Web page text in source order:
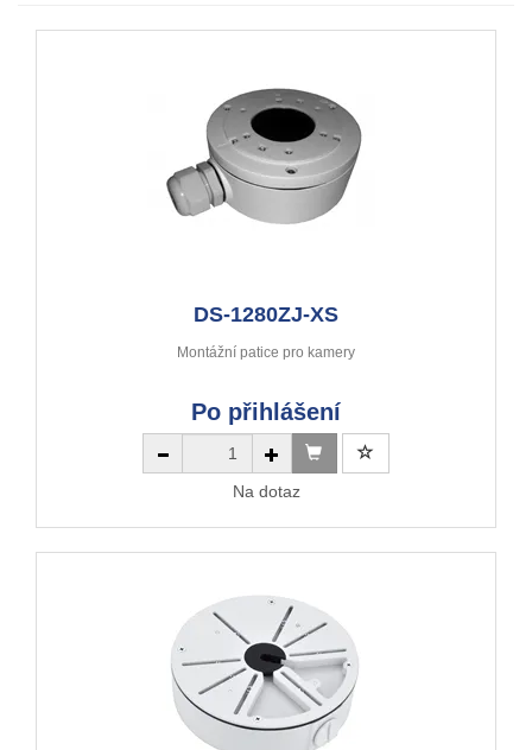
DS-1280ZJ-XS
Montážní patice pro kamery
Po přihlášení
Na dotaz